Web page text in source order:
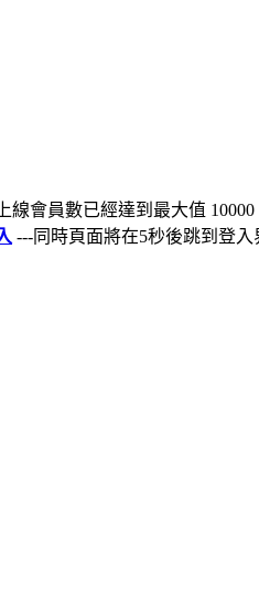
線會員數已經達到最大值
---同時頁面將在5秒後跳到登入